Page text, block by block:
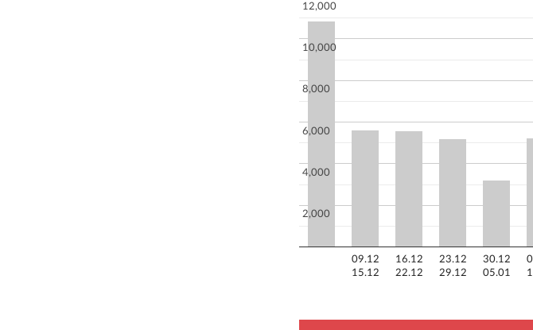
09.12
15.12
16.12
22.12
23.12
29.12
30.12
05.01
2,000
4,000
6,000
8,000
10,000
12,000